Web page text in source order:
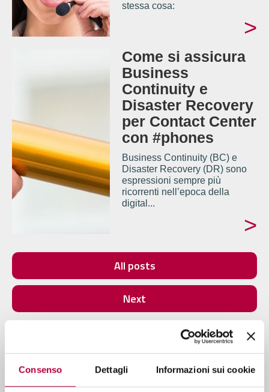
Consenso Dettagli Informazioni sui cookie
stessa cosa:
>
Come si assicura
Business
Continuity e
Disaster Recovery
per Contact Center
con #phones
Business Continuity (BC) e
Disaster Recovery (DR) sono
espressioni sempre più
ricorrenti nell’epoca della
digital...
>
All posts
Next
Approfondimenti